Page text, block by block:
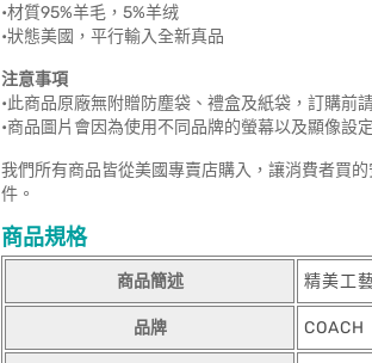
•材質95%羊毛，5%羊绒
•狀態美國，平行輸入全新真品
注意事項
•此商品原廠無附贈防塵袋、禮盒及紙袋，訂購前
•商品圖片會因為使用不同品牌的螢幕以及顯像設
我們所有商品皆從美國專賣店購入，讓消費者買
件。
商品規格
商品簡述 精美工
品牌 COACH